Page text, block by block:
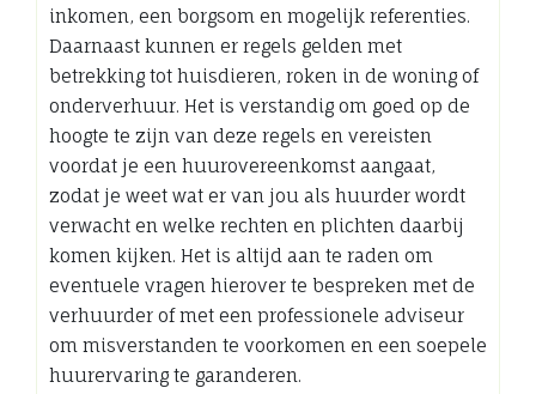
inkomen, een borgsom en mogelijk referenties.
Daarnaast kunnen er regels gelden met
betrekking tot huisdieren, roken in de woning of
onderverhuur. Het is verstandig om goed op de
hoogte te zijn van deze regels en vereisten
voordat je een huurovereenkomst aangaat,
zodat je weet wat er van jou als huurder wordt
verwacht en welke rechten en plichten daarbij
komen kijken. Het is altijd aan te raden om
eventuele vragen hierover te bespreken met de
verhuurder of met een professionele adviseur
om misverstanden te voorkomen en een soepele
huurervaring te garanderen.